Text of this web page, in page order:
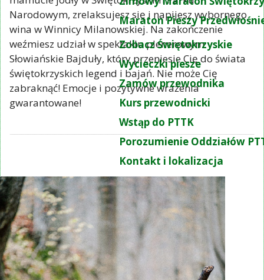
Maraton Pieszy
Zobacz Świętokrzyskie
Wycieczki piesze
Zamów przewodnika
Kurs przewodnicki
Wstąp do PTTK
Porozumienie Oddziałów
Kontakt i lokalizacja
Narodowym, zrelaksujesz się i napijesz wybornego
wina w Winnicy Milanowskiej. Na zakończenie
weźmiesz udział w spektaklu plenerowym
Słowiańskie Bajduły, który przeniesie Cię do świata
świętokrzyskich legend i bajań. Nie może Cię
zabraknąć! Emocje i pozytywne wrażenia
gwarantowane!